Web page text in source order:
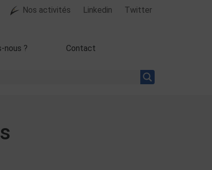
Nos activités Linkedin Twitter
nous ? Contact